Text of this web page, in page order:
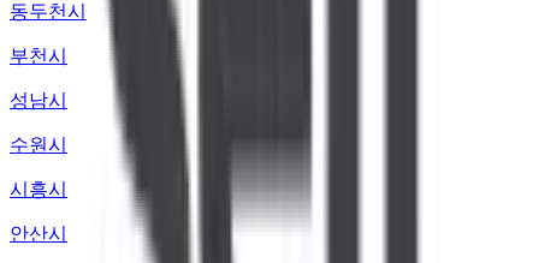
동두천시
부천시
성남시
수원시
시흥시
안산시